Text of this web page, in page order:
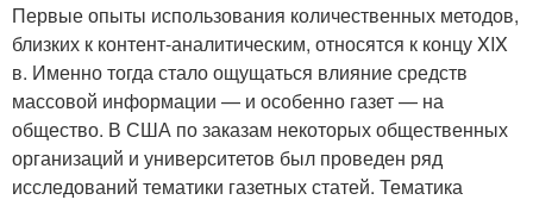
Первые опыты использования количественных методов,
близких к контент-аналитическим, относятся к концу XIX
в. Именно тогда стало ощущаться влияние средств
массовой информации — и особенно газет — на
общество. В США по заказам некоторых общественных
организаций и университетов был проведен ряд
исследований тематики газетных ста­тей. Тематика